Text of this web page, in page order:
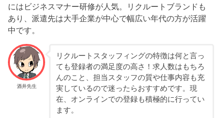
にはビジネスマナー研修が人気。リクルートブランドも
あり、派遣先は大手企業が中心で幅広い年代の方が活躍
中です。
酒井先生
リクルートスタッフィングの特徴は何と言っ
ても登録者の満足度の高さ！求人数はもちろ
んのこと、担当スタッフの質や仕事内容も充
実しているので迷ったらおすすめです。現
在、オンラインでの登録も積極的に行ってい
ます。